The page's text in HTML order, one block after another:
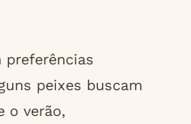
preferências
peixes buscam
o verão,